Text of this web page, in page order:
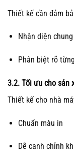
Thiết kế cần đảm
Nhận diện chung
Phân biệt rõ
3.2. Tối ưu cho sản
Thiết kế cho nhà
Chuẩn màu in
Dễ canh chỉnh